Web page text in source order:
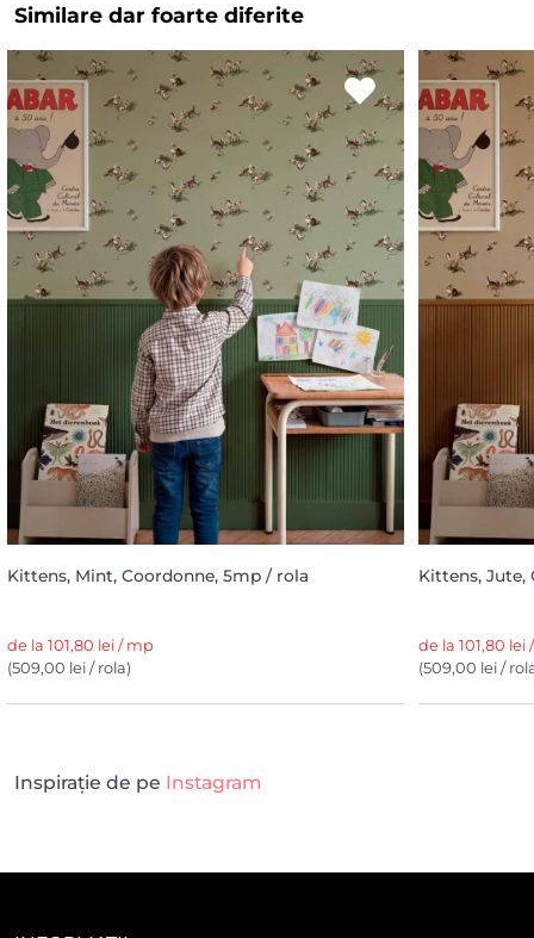
Similare dar foarte diferite
Kittens, Mint, Coordonne, 5mp / rola
de la 101,80 lei / mp
(509,00 lei / rola)
Kittens, Jute,
de la 101,80 lei
(509,00 lei /
Inspirație de pe Instagram